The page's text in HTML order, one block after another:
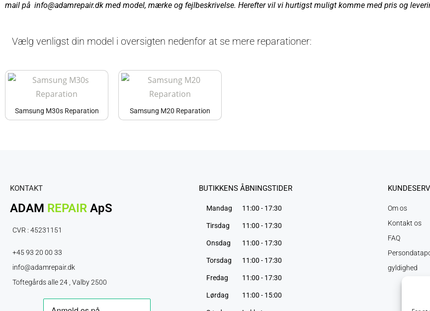
mail på info@adamrepair.dk med model, mærke og fejlbeskrivelse. Herefter vil vi hurtigst muligt komme med pris og
Vælg venligst din model i oversigten nedenfor at se mere reparationer:
Samsung M30s Reparation Samsung M20 Reparation
KONTAKT
ADAM REPAIR ApS
CVR : 45231151
+45 93 20 00 33
info@adamrepair.dk
Toftegårds alle 24 , Valby 2500
BUTIKKENS ÅBNINGSTIDER
Mandag 11:00 - 17:30
Tirsdag 11:00 - 17:30
Onsdag 11:00 - 17:30
Torsdag 11:00 - 17:30
Fredag 11:00 - 17:30
Lørdag 11:00 - 15:00
Om os
Kontakt os
FAQ
gyldighed